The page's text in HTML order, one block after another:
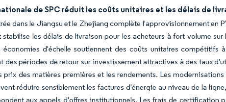
de SPC réduit les coûts unitaires et les délais de
dans le Jiangsu et le Zhejiang complète l'approvisionnement en
les délais de livraison pour les acheteurs à fort volume
économies d'échelle soutiennent des coûts unitaires compétitifs
périodes de retour sur investissement attractives à des taux
prix des matières premières et les rendements. Les
réduire sensiblement les factures d'énergie au niveau de la
aux appels d'offres institutionnels. Les frais de certification